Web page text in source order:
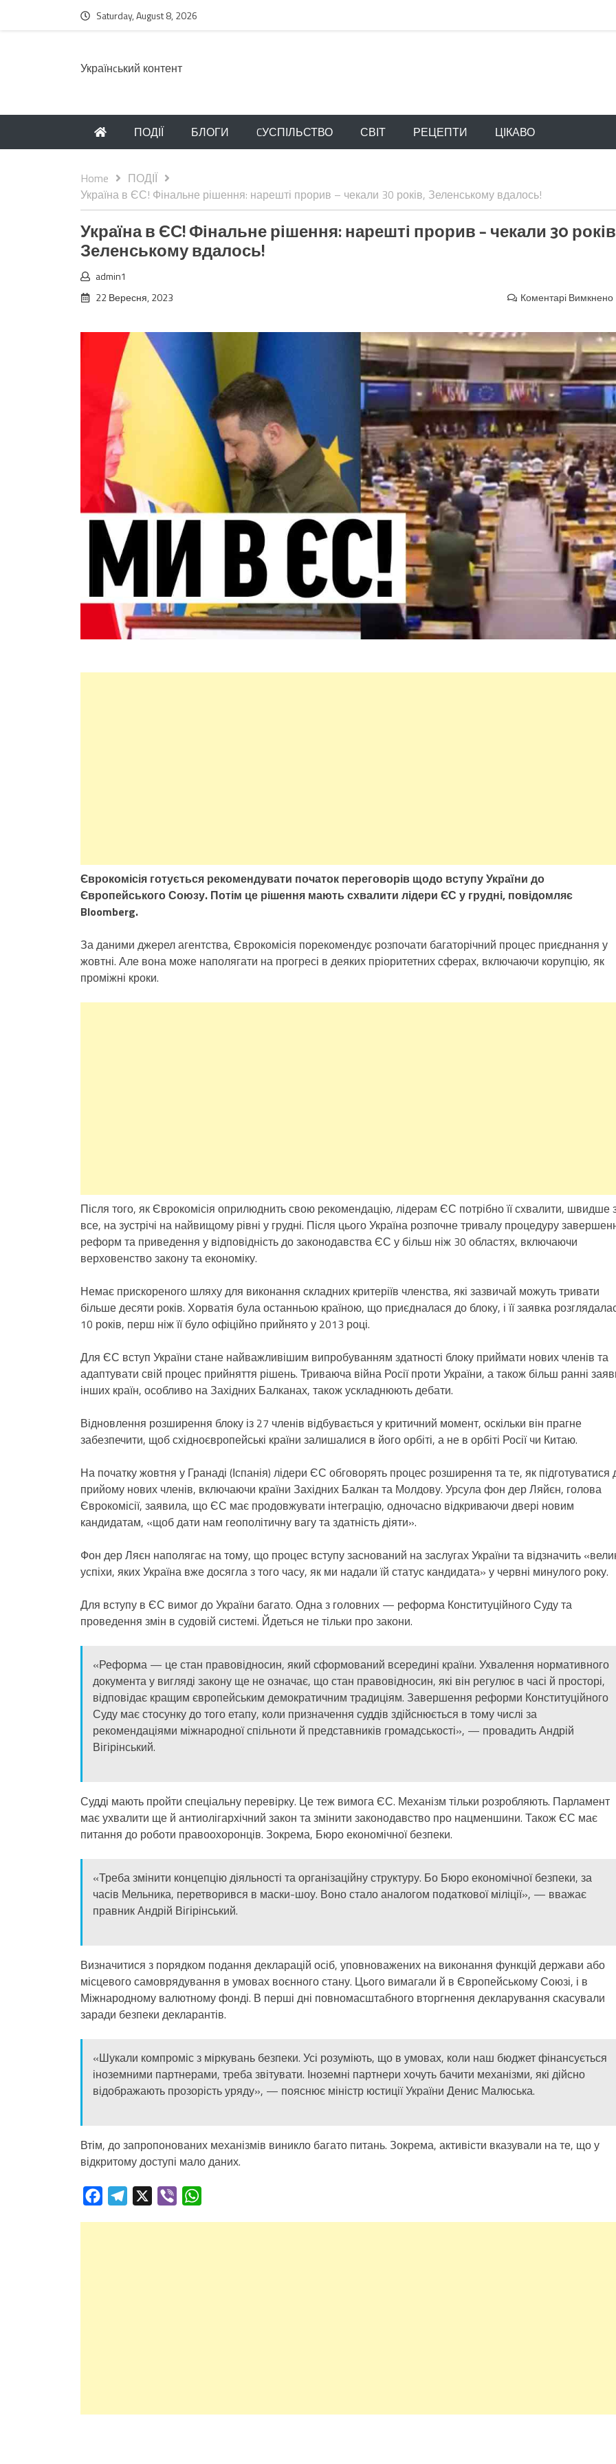
Saturday, August 8, 2026
Українcький контент
ПОДІЇ БЛОГИ CУСПІЛЬСТВО СВІТ РЕЦЕПТИ ЦІКАВО
Home
ПОДІЇ
Україна в ЄС! Фінальне рішення: нарешті прорив – чекали 30 років, Зеленському вдалось!
Україна в ЄС! Фінальне рішення: нарешті прорив – чекали 30
Зеленському вдалось!
admin1
22 Вересня, 2023
Коментарі Вимкнено
Єврокомісія готується рекомендувати початок переговорів щодо вступу України до
Європейського Союзу. Потім це рішення мають схвалити лідери ЄС у грудні, повідомляє
Bloomberg.
За даними джерел агентства, Єврокомісія порекомендує розпочати багаторічний процес приєднання у
жовтні. Але вона може наполягати на прогресі в деяких пріоритетних сферах, включаючи корупцію, як
проміжні кроки.
Після того, як Єврокомісія оприлюднить свою рекомендацію, лідерам ЄС потрібно її схвалити, швидше
все, на зустрічі на найвищому рівні у грудні. Після цього Україна розпочне тривалу процедуру
реформ та приведення у відповідність до законодавства ЄС у більш ніж 30 областях, включаючи
верховенство закону та економіку.
Немає прискореного шляху для виконання складних критеріїв членства, які зазвичай можуть тривати
більше десяти років. Хорватія була останньою країною, що приєдналася до блоку, і її заявка
10 років, перш ніж її було офіційно прийнято у 2013 році.
Для ЄС вступ України стане найважливішим випробуванням здатності блоку приймати нових членів та
адаптувати свій процес прийняття рішень. Триваюча війна Росії проти України, а також більш ранні
інших країн, особливо на Західних Балканах, також ускладнюють дебати.
Відновлення розширення блоку із 27 членів відбувається у критичний момент, оскільки він прагне
забезпечити, щоб східноєвропейські країни залишалися в його орбіті, а не в орбіті Росії чи Китаю.
На початку жовтня у Гранаді (Іспанія) лідери ЄС обговорять процес розширення та те, як підготуватися
прийому нових членів, включаючи країни Західних Балкан та Молдову. Урсула фон дер Ляйєн, голова
Єврокомісії, заявила, що ЄС має продовжувати інтеграцію, одночасно відкриваючи двері новим
кандидатам, «щоб дати нам геополітичну вагу та здатність діяти».
Фон дер Ляєн наполягає на тому, що процес вступу заснований на заслугах України та відзначить
успіхи, яких Україна вже досягла з того часу, як ми надали їй статус кандидата» у червні минулого року.
Для вступу в ЄС вимог до України багато. Одна з головних — реформа Конституційного Суду та
проведення змін в судовій системі. Йдеться не тільки про закони.
«Реформа — це стан правовідносин, який сформований всередині країни. Ухвалення нормативного
документа у вигляді закону ще не означає, що стан правовідносин, які він регулює в часі й просторі,
відповідає кращим європейським демократичним традиціям. Завершення реформи Конституційного
Суду має стосунку до того етапу, коли призначення суддів здійснюється в тому числі за
рекомендаціями міжнародної спільноти й представників громадськості», — провадить Андрій
Вігірінський.
Судді мають пройти спеціальну перевірку. Це теж вимога ЄС. Механізм тільки розробляють. Парламент
має ухвалити ще й антиолігархічний закон та змінити законодавство про нацменшини. Також ЄС має
питання до роботи правоохоронців. Зокрема, Бюро економічної безпеки.
«Треба змінити концепцію діяльності та організаційну структуру. Бо Бюро економічної безпеки, за
часів Мельника, перетворився в маски-шоу. Воно стало аналогом податкової міліції», — вважає
правник Андрій Вігірінський.
Визначитися з порядком подання декларацій осіб, уповноважених на виконання функцій держави або
місцевого самоврядування в умовах воєнного стану. Цього вимагали й в Європейському Союзі, і в
Міжнародному валютному фонді. В перші дні повномасштабного вторгнення декларування скасували
заради безпеки декларантів.
«Шукали компроміс з міркувань безпеки. Усі розуміють, що в умовах, коли наш бюджет фінансується
іноземними партнерами, треба звітувати. Іноземні партнери хочуть бачити механізми, які дійсно
відображають прозорість уряду», — пояснює міністр юстиції України Денис Малюська.
Втім, до запропонованих механізмів виникло багато питань. Зокрема, активісти вказували на те, що у
відкритому доступі мало даних.
FacebookTelegram Viber